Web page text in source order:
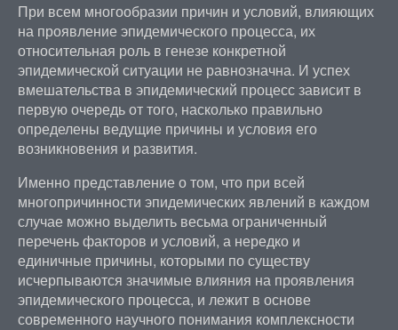
При всем многообразии причин и условий, влияющих
на проявление эпидемического процесса, их
относительная роль в генезе конкретной
эпидемической ситуации не равнозначна. И успех
вмешательства в эпидемический процесс зависит в
первую очередь от того, насколько правильно
определены ведущие причины и условия его
возникновения и развития.
Именно представление о том, что при всей
многопричинности эпидемических явлений в каждом
случае можно выделить весьма ограниченный
перечень факторов и условий, а нередко и
единичные причины, которыми по существу
исчерпываются значимые влияния на проявления
эпидемического процесса, и лежит в основе
современного научного понимания комплексности